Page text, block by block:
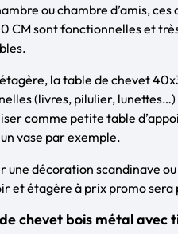
ou chambre d’amis,
CM sont fonctionnelles et
la table de chevet
(livres, pilulier,
comme petite table
vase par exemple.
une décoration scandinave
et étagère à prix promo
chevet bois métal